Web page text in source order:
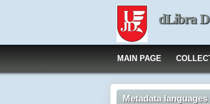
dLibra
MAIN PAGE
Metadata languages